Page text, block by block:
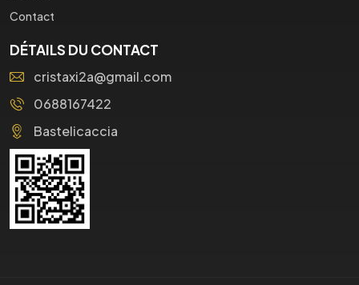
Contact
DÉTAILS DU CONTACT
cristaxi2a@gmail.com
0688167422
Bastelicaccia